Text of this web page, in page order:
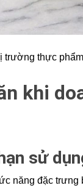
trường thực
khi
sử
năng đặc trưng